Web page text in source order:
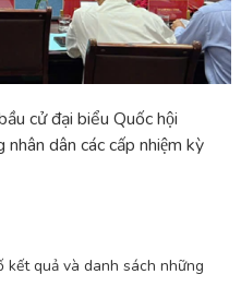
cử đại biểu Quốc hội
dân các cấp nhiệm kỳ
kết quả và danh sách những